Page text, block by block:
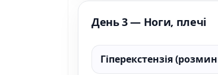
День 3 — Ноги, плечі
Гіперекстензія